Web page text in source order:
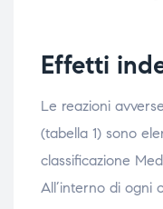
Effetti
Le reazioni
(tabella 1) sono
classificazione
All’interno di ogni